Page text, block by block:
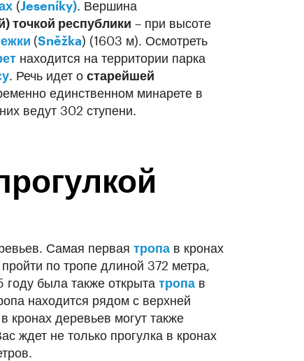
(Jeseníky). Вершина
точкой республики – при высоте
(Sněžka) (1603 м). Осмотреть
находится на территории парка
. Речь идет о старейшей
единственном минарете в
ведут 302 ступени.
Самая первая тропа в кронах
по тропе длиной 372 метра,
была также открыта тропа в
находится рядом с верхней
кронах деревьев могут также
ждет не только прогулка в кронах